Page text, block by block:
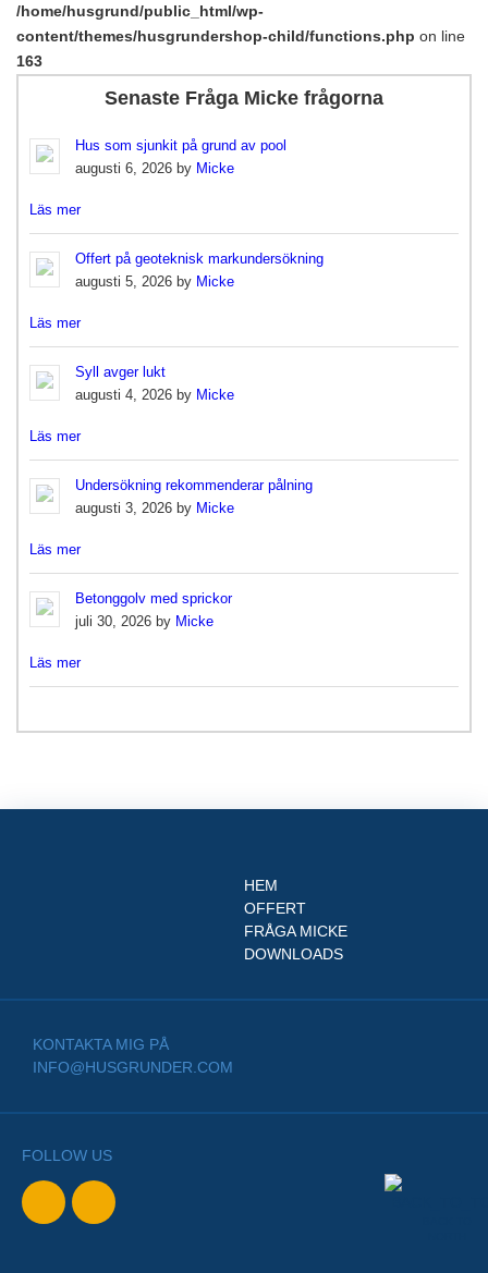
/home/husgrund/public_html/wp-
content/themes/husgrundershop-child/functions.php on line
163
Senaste Fråga Micke frågorna
Hus som sjunkit på grund av pool
augusti 6, 2026 by Micke
Läs mer
Offert på geoteknisk markundersökning
augusti 5, 2026 by Micke
Läs mer
Syll avger lukt
augusti 4, 2026 by Micke
Läs mer
Undersökning rekommenderar pålning
augusti 3, 2026 by Micke
Läs mer
Betonggolv med sprickor
juli 30, 2026 by Micke
Läs mer
HEM
OFFERT
FRÅGA MICKE
DOWNLOADS
KONTAKTA MIG PÅ
INFO@HUSGRUNDER.COM
FOLLOW US